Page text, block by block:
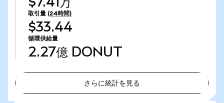
取引量 (24時間)
$33.44
循環供給量
2.27億 DONUT
さらに統計を見る